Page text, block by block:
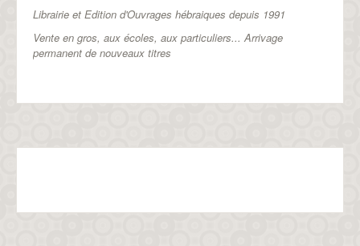
Librairie et Edition d'Ouvrages hébraiques depuis 1991
Vente en gros, aux écoles, aux particuliers...Arrivage
permanent de nouveaux titres